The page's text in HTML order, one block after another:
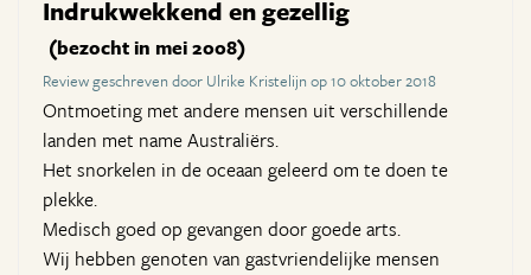
Indrukwekkend en gezellig
(bezocht in mei 2008)
Review geschreven door Ulrike Kristelijn op 10 oktober 2018
Ontmoeting met andere mensen uit verschillende
landen met name Australiërs.
Het snorkelen in de oceaan geleerd om te doen te
plekke.
Medisch goed op gevangen door goede arts.
Wij hebben genoten van gastvriendelijke mensen